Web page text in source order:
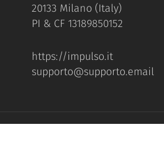
20133 Milano (Italy)
PI & CF 13189850152
https://impulso.it
supporto@supporto.email